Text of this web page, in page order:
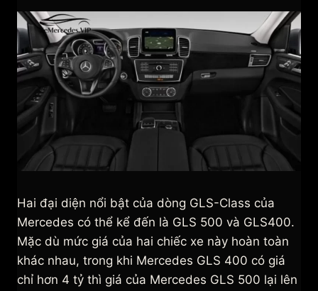
Hai đại diện nổi bật của dòng GLS-Class của
Mercedes có thể kể đến là GLS 500 và GLS400.
Mặc dù mức giá của hai chiếc xe này hoàn toàn
khác nhau, trong khi Mercedes GLS 400 có giá
chỉ hơn 4 tỷ thì giá của Mercedes GLS 500 lại lên